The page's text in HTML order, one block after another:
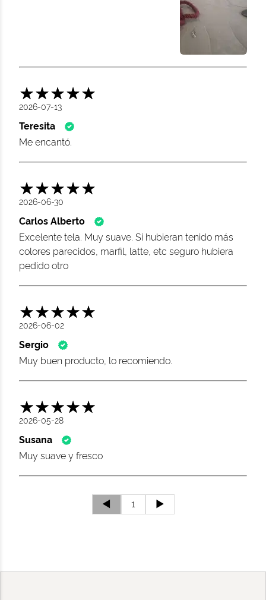
2026-07-13
Teresita
Me encantó.
2026-06-30
Carlos Alberto
Excelente tela. Muy suave. Si hubieran tenido más
colores parecidos, marfil, latte, etc seguro hubiera
pedido otro
2026-06-02
Sergio
Muy buen producto, lo recomiendo.
2026-05-28
Susana
Muy suave y fresco
◄ 1 ►